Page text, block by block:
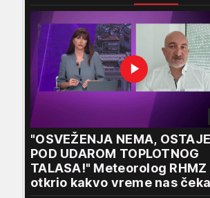
"OSVEŽENJA NEMA,
POD UDAROM TOPLOTNOG
TALASA!" Meteorolog RHMZ
otkrio kakvo vreme nas